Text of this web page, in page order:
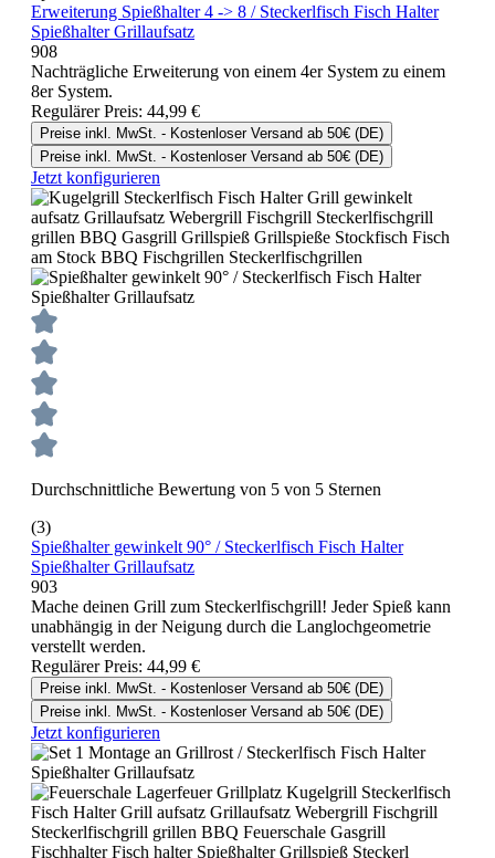
Erweiterung Spießhalter 4 -> 8 / Steckerlfisch Fisch Halter
Spießhalter Grillaufsatz
908
Nachträgliche Erweiterung von einem 4er System zu einem
8er System.
Regulärer Preis: 44,99 €
Preise inkl. MwSt. - Kostenloser Versand ab 50€ (DE)
Preise inkl. MwSt. - Kostenloser Versand ab 50€ (DE)
Jetzt konfigurieren
Durchschnittliche Bewertung von 5 von 5 Sternen
(3)
Spießhalter gewinkelt 90° / Steckerlfisch Fisch Halter
Spießhalter Grillaufsatz
903
Mache deinen Grill zum Steckerlfischgrill! Jeder Spieß kann
unabhängig in der Neigung durch die Langlochgeometrie
verstellt werden.
Regulärer Preis: 44,99 €
Preise inkl. MwSt. - Kostenloser Versand ab 50€ (DE)
Preise inkl. MwSt. - Kostenloser Versand ab 50€ (DE)
Jetzt konfigurieren